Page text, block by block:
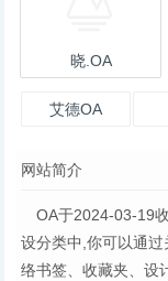
晓.OA
艾德OA
网站简介
OA于2024-03-19
设分类中,你可以通
络书签、收藏夹、设